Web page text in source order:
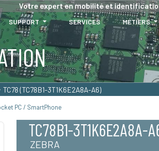
Votre expert en mobilité et
SUPPORT SERVICES MÉTIERS
TC78 (TC78B1-3T1K6E2A8A-A6)
PC / SmartPhone
TC78B1-3T1K6E2A8A-
ZEBRA